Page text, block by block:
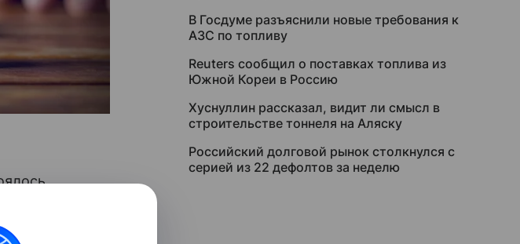
В Госдуме разъяснили новые требования к
АЗС по топливу
Reuters сообщил о поставках топлива из
Южной Кореи в Россию
Хуснуллин рассказал, видит ли смысл в
строительстве тоннеля на Аляску
Российский долговой рынок столкнулся с
серией из 22 дефолтов за неделю